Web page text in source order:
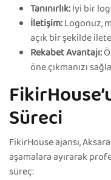
Tanınırlık:İyi bir
İletişim:Logonuz,
açık bir şekilde
Rekabet Avantajı:
öne çıkmanızı
Süreci
FikirHouse ajansı,
aşamalara ayırarak
süreç: